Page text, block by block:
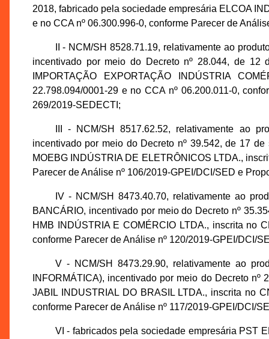
2018, fabricado pela sociedade empresária ELCOA
e no CCA nº 06.300.996-0, conforme Parecer de
II - NCM/SH 8528.71.19, relativamente ao
incentivado por meio do Decreto nº 28.044, de 12
IMPORTAÇÃO EXPORTAÇÃO INDÚSTRIA
22.798.094/0001-29 e no CCA nº 06.200.011-0,
269/2019-SEDECTI;
III - NCM/SH 8517.62.52, relativamente ao
incentivado por meio do Decreto nº 39.542, de 17
MOEBG INDÚSTRIA DE ELETRÔNICOS LTDA.,
Parecer de Análise nº 106/2019-GPEI/DCI/SED e
IV - NCM/SH 8473.40.70, relativamente ao
BANCÁRIO, incentivado por meio do Decreto nº
HMB INDÚSTRIA E COMÉRCIO LTDA., inscrita no
conforme Parecer de Análise nº 120/2019-GPEI/DCI/
V - NCM/SH 8473.29.90, relativamente ao
INFORMÁTICA), incentivado por meio do Decreto
JABIL INDUSTRIAL DO BRASIL LTDA., inscrita no
conforme Parecer de Análise nº 117/2019-GPEI/DCI/
VI - fabricados pela sociedade empresária PST